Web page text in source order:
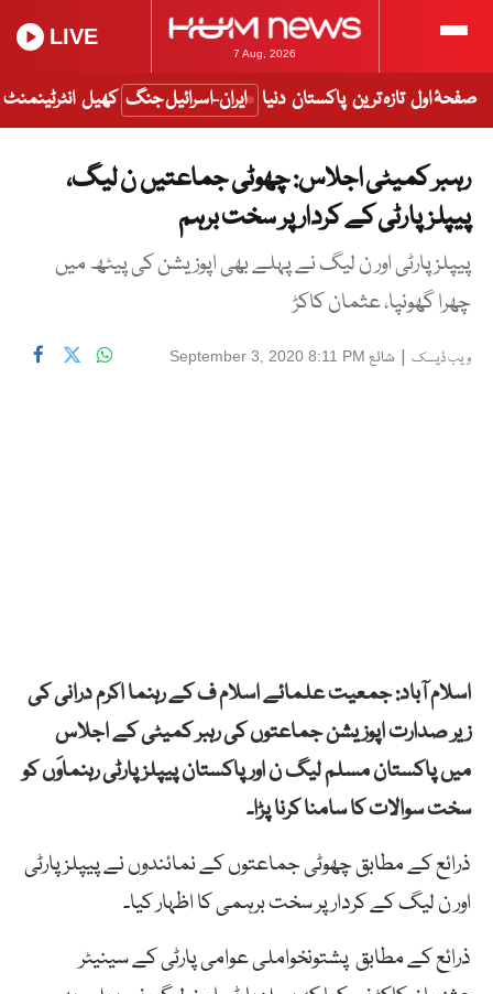
7 Aug, 2026
LIVE
صفحۂ اول تازہ ترین پاکستان دنیا ایران-اسرائیل جنگ کھیل انٹرٹینمنٹ
رہبر کمیٹی اجلاس: چھوٹی جماعتیں ن لیگ،
پیپلزپارٹی کے کردار پر سخت برہم
پیپلزپارٹی اور ن لیگ نے پہلے بھی اپوزیشن کی پیٹھ میں
چھرا گھونپا، عثمان کاکڑ
ویب ڈیسک | شائع September 3, 2020 8:11 PM
اسلام آباد: جمعیت علمائے اسلام ف کے رہنما اکرم درانی کی
زیر صدارت اپوزیشن جماعتوں کی رہبر کمیٹی کے اجلاس
میں پاکستان مسلم لیگ ن اور پاکستان پیپلز پارٹی رہنماوَں کو
سخت سوالات کا سامنا کرنا پڑا۔
ذرائع کے مطابق چھوٹی جماعتوں کے نمائندوں نے پیپلزپارٹی
اور ن لیگ کے کردار پر سخت برہمی کا اظہار کیا۔
ذرائع کے مطابق پشتونخواملی عوامی پارٹی کے سینیٹر